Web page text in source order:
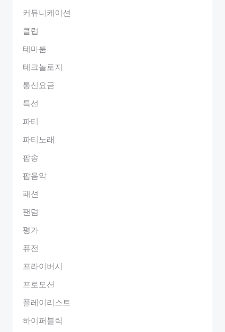
커뮤니케이션
클럽
테마룸
테크놀로지
통신요금
특선
파티
파티노래
팝송
팝음악
패션
팬덤
평가
퓨전
프라이버시
프로모션
플레이리스트
하이퍼블릭